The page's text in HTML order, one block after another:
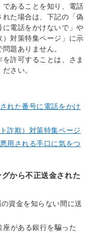
あることを知り、電話
た場合は、下記の「偽
電話をかけないで」や
）対策特集ページ」に示
題ありません。
許可することは、さま
さい。
れた番号に電話をかけ
詐欺）対策特集ページ
用される手口に気をつ
から不正送金された
資金を知らない間に送
がある銀行を騙った